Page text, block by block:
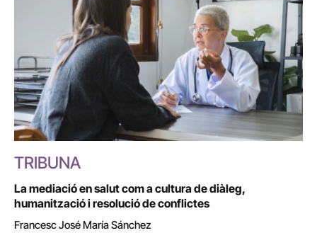
TRIBUNA
La mediació en salut com a cultura de diàleg,
humanització i resolució de conflictes
Francesc José María Sánchez